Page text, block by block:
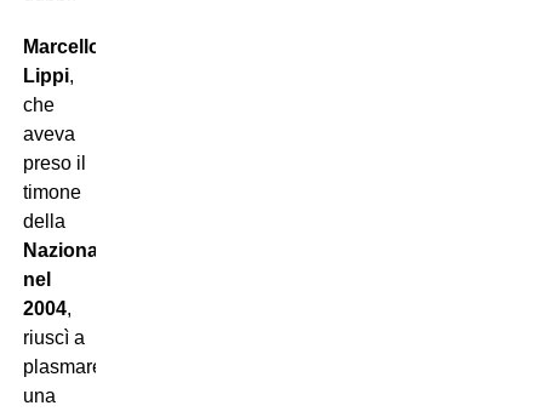
Marcello
Lippi,
che
aveva
preso il
timone
della
Nazionale
nel
2004,
riuscì a
plasmare
una